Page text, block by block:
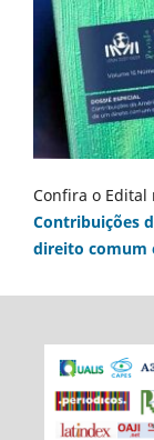
Confira o Edital
Contribuições
direito comum